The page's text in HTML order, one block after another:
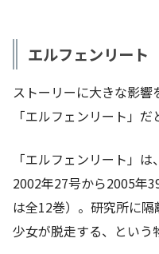
エルフェンリート
ストーリーに大きな影
「エルフェンリート」
「エルフェンリート」
2002年27号から2005年
は全12巻）。研究所に
少女が脱走する、という